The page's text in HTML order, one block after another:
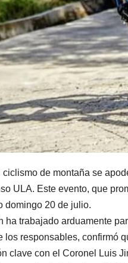
ciclismo de montaña se
ULA. Este evento, que
domingo 20 de julio.
ha trabajado arduamente
los responsables, confirmó
clave con el Coronel Luis